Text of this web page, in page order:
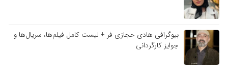
بیوگرافی هادی حجازی فر + لیست کامل فیلم‌ها، سریال‌ها و
جوایز کارگردانی